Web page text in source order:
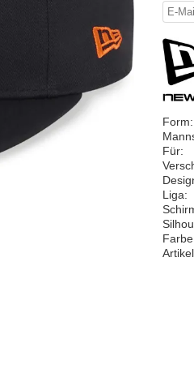
Form:
Für:
Liga: